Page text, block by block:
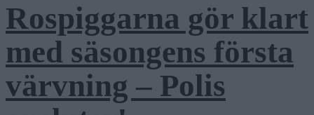
Rospiggarna gör klart
med säsongens första
värvning – Polis